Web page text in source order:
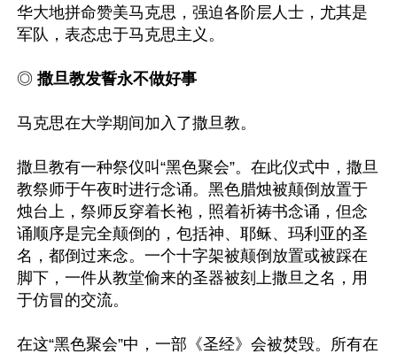
华大地拼命赞美马克思，强迫各阶层人士，尤其是
军队，表态忠于马克思主义。
◎ 撒旦教发誓永不做好事
马克思在大学期间加入了撒旦教。
撒旦教有一种祭仪叫“黑色聚会”。在此仪式中，撒旦
教祭师于午夜时进行念诵。黑色腊烛被颠倒放置于
烛台上，祭师反穿着长袍，照着祈祷书念诵，但念
诵顺序是完全颠倒的，包括神、耶稣、玛利亚的圣
名，都倒过来念。一个十字架被颠倒放置或被踩在
脚下，一件从教堂偷来的圣器被刻上撒旦之名，用
于仿冒的交流。
在这“黑色聚会”中，一部《圣经》会被焚毁。所有在